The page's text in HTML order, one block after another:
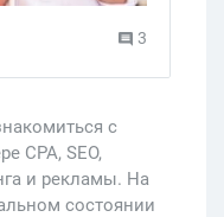
3
с
CPA, SEO,
и рекламы. На
состоянии